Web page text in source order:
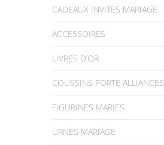
CADEAUX INVITES MARIAGE
ACCESSOIRES
LIVRES D’OR
COUSSINS PORTE ALLIANCES
FIGURINES MARIES
URNES MARIAGE